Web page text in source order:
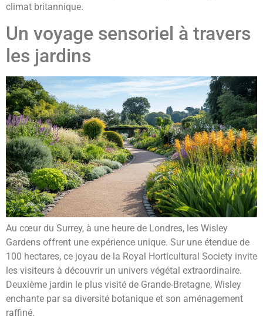
climat britannique.
Un voyage sensoriel à travers
les jardins
Au cœur du Surrey, à une heure de Londres, les Wisley
Gardens offrent une expérience unique. Sur une étendue de
100 hectares, ce joyau de la Royal Horticultural Society invite
les visiteurs à découvrir un univers végétal extraordinaire.
Deuxième jardin le plus visité de Grande-Bretagne, Wisley
enchante par sa diversité botanique et son aménagement
raffiné.